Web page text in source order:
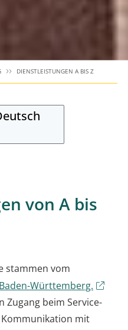
DIENSTLEISTUNGEN A BIS Z
von A bis
stammen vom
Württemberg.
Zugang beim Service-
mit